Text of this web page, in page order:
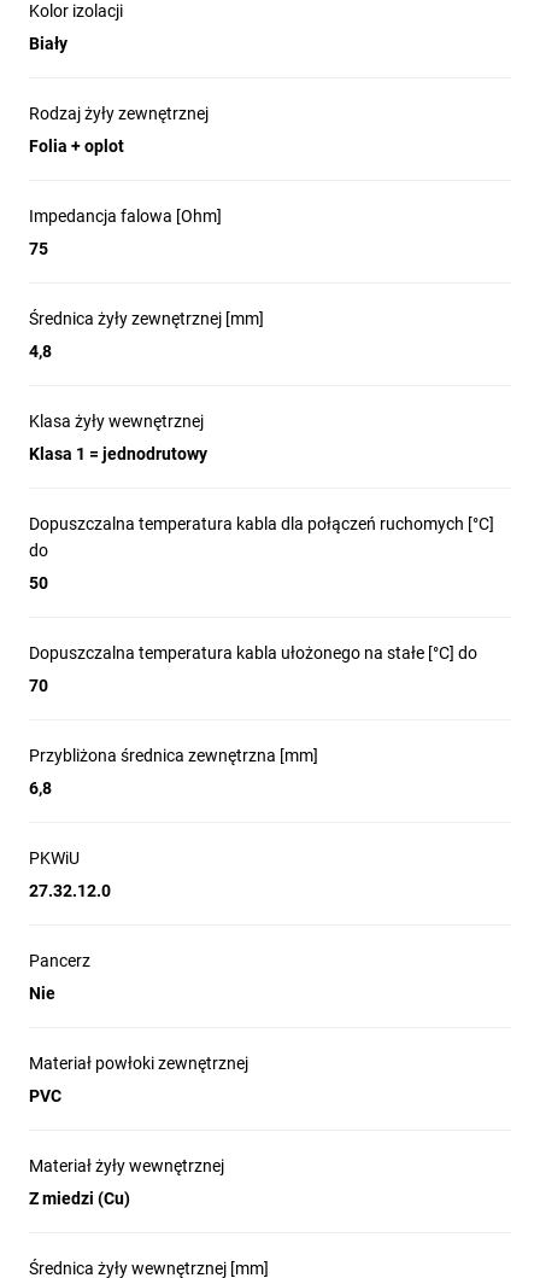
Kolor izolacji
Biały
Rodzaj żyły zewnętrznej
Folia + oplot
Impedancja falowa [Ohm]
75
Średnica żyły zewnętrznej [mm]
4,8
Klasa żyły wewnętrznej
Klasa 1 = jednodrutowy
Dopuszczalna temperatura kabla dla połączeń ruchomych [°C]
do
50
Dopuszczalna temperatura kabla ułożonego na stałe [°C] do
70
Przybliżona średnica zewnętrzna [mm]
6,8
PKWiU
27.32.12.0
Pancerz
Nie
Materiał powłoki zewnętrznej
PVC
Materiał żyły wewnętrznej
Z miedzi (Cu)
Średnica żyły wewnętrznej [mm]